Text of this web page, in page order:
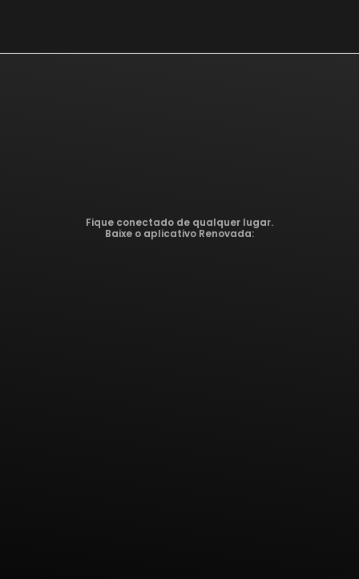
Fique conectado de qualquer lugar.
Baixe o aplicativo Renovada: